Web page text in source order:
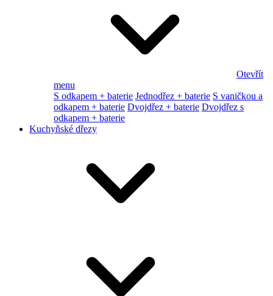
Otevřít
menu
S odkapem + baterie Jednodřez + baterie S vaničkou a
odkapem + baterie Dvojdřez + baterie Dvojdřez s
odkapem + baterie
Kuchyňské dřezy